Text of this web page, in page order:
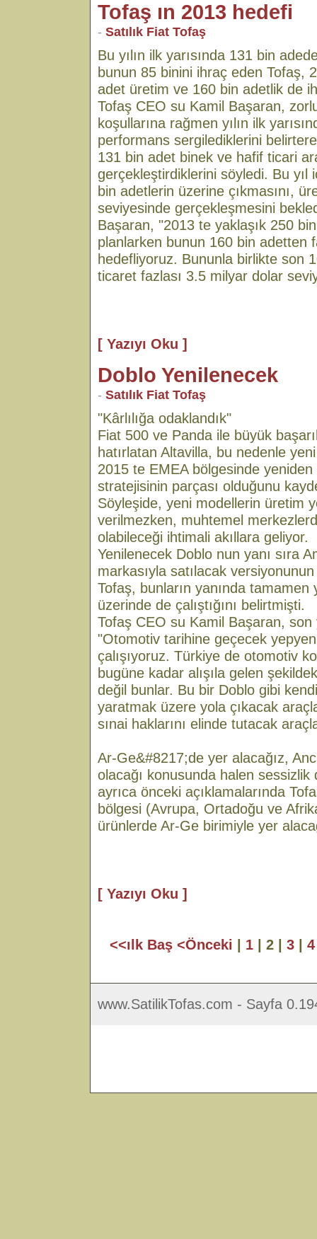
Tofaş ın 2013 hedefi
- Satılık Fiat Tofaş
Bu yılın ilk yarısında 131 bin
bunun 85 binini ihraç eden Tofaş,
adet üretim ve 160 bin adetlik de
Tofaş CEO su Kamil Başaran,
koşullarına rağmen yılın ilk
performans sergilediklerini
131 bin adet binek ve hafif ticari
gerçekleştirdiklerini söyledi. Bu yıl
bin adetlerin üzerine çıkmasını,
seviyesinde gerçekleşmesini
Başaran, "2013 te yaklaşık 250
planlarken bunun 160 bin adetten
hedefliyoruz. Bununla birlikte son
ticaret fazlası 3.5 milyar dolar
[ Yazıyı Oku ]
Doblo Yenilenecek
- Satılık Fiat Tofaş
"Kârlılığa odaklandık"
Fiat 500 ve Panda ile büyük
hatırlatan Altavilla, bu nedenle
2015 te EMEA bölgesinde
stratejisinin parçası olduğunu
Söyleşide, yeni modellerin üretim
verilmezken, muhtemel
olabileceği ihtimali akıllara geliyor.
Yenilenecek Doblo nun yanı sıra
markasıyla satılacak
Tofaş, bunların yanında
üzerinde de çalıştığını belirtmişti.
Tofaş CEO su Kamil Başaran, son
"Otomotiv tarihine geçecek
çalışıyoruz. Türkiye de otomotiv
bugüne kadar alışıla gelen
değil bunlar. Bu bir Doblo gibi
yaratmak üzere yola çıkacak
sınai haklarını elinde tutacak
Ar-Ge&#8217;de yer alacağız,
olacağı konusunda halen
ayrıca önceki açıklamalarında
bölgesi (Avrupa, Ortadoğu ve
ürünlerde Ar-Ge birimiyle yer
[ Yazıyı Oku ]
<<ılk Baş <Önceki | 1 | 2 | 3 | 4
www.SatilikTofas.com - Sayfa